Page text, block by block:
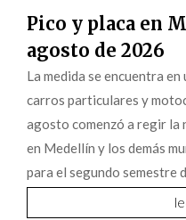
Pico y placa en
agosto de 2026
La medida se encuentra
carros particulares y
agosto comenzó a regir la
en Medellín y los demás
para el segundo semestre